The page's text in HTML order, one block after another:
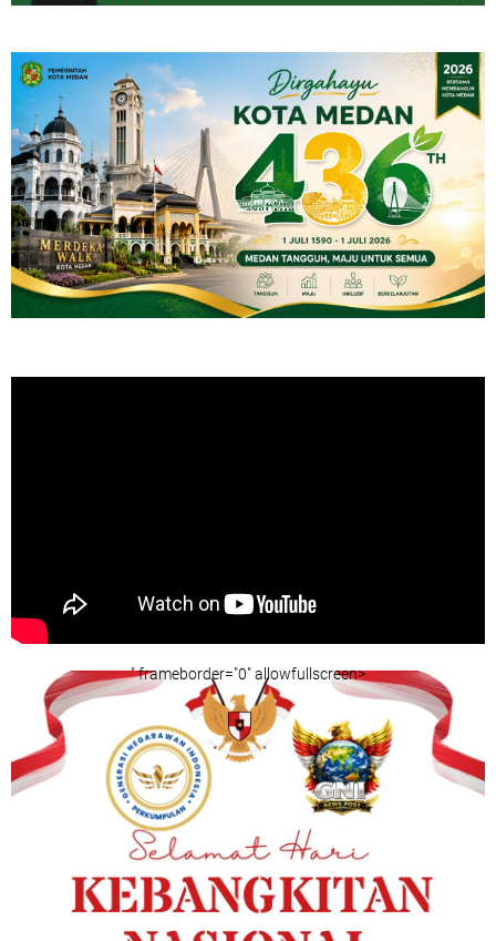
" frameborder="0" allowfullscreen>